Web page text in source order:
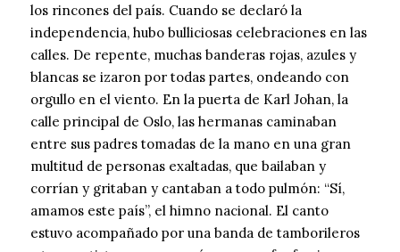
los rincones del país. Cuando se declaró la
independencia, hubo bulliciosas celebraciones en las
calles. De repente, muchas banderas rojas, azules y
blancas se izaron por todas partes, ondeando con
orgullo en el viento. En la puerta de Karl Johan, la
calle principal de Oslo, las hermanas caminaban
entre sus padres tomadas de la mano en una gran
multitud de personas exaltadas, que bailaban y
corrían y gritaban y cantaban a todo pulmón: “Sí,
amamos este país”, el himno nacional. El canto
estuvo acompañado por una banda de tamborileros